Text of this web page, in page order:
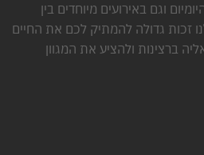
וגם באירועים מיוחדים בין
זכות גדולה להמתיק לכם את החיים
ברצינות ולהציע את המגוון